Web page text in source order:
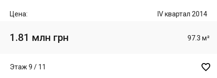
Цена: IV квартал 2014
1.81 млн грн 97.3 м²
Этаж 9 / 11 